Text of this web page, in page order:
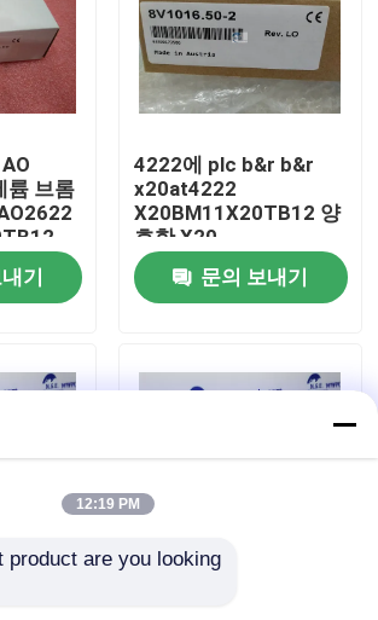
십시오
륨 브롬
기
4222에 plc b&r b&r
x20at4222
X20BM11X20TB12 양
호한 X20
문의 보내기
12:19 PM
product are you looking